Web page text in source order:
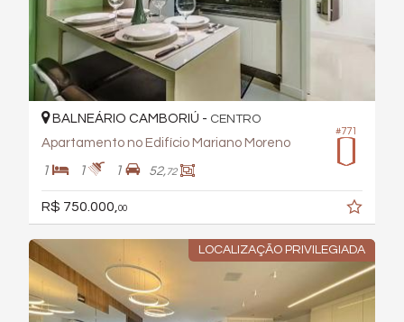
#771
BALNEÁRIO CAMBORIÚ - CENTRO
Apartamento no Edifício Mariano Moreno
1 1 1 52,72
R$ 750.000, 00
LOCALIZAÇÃO PRIVILEGIADA